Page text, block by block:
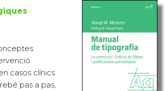
casos clínics
pas a pas,